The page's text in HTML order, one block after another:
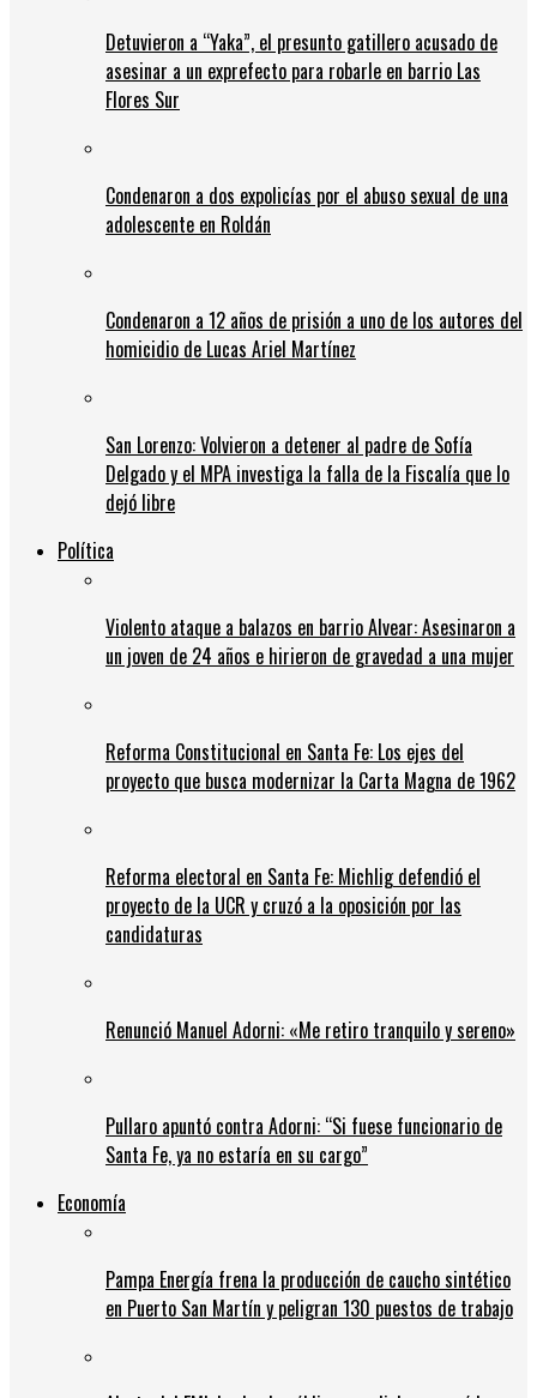
Detuvieron a “Yaka”, el presunto gatillero acusado de
asesinar a un exprefecto para robarle en barrio Las
Flores Sur
Condenaron a dos expolicías por el abuso sexual de una
adolescente en Roldán
Condenaron a 12 años de prisión a uno de los autores del
homicidio de Lucas Ariel Martínez
San Lorenzo: Volvieron a detener al padre de Sofía
Delgado y el MPA investiga la falla de la Fiscalía que lo
dejó libre
Política
Violento ataque a balazos en barrio Alvear: Asesinaron a
un joven de 24 años e hirieron de gravedad a una mujer
Reforma Constitucional en Santa Fe: Los ejes del
proyecto que busca modernizar la Carta Magna de 1962
Reforma electoral en Santa Fe: Michlig defendió el
proyecto de la UCR y cruzó a la oposición por las
candidaturas
Renunció Manuel Adorni: «Me retiro tranquilo y sereno»
Pullaro apuntó contra Adorni: “Si fuese funcionario de
Santa Fe, ya no estaría en su cargo”
Economía
Pampa Energía frena la producción de caucho sintético
en Puerto San Martín y peligran 130 puestos de trabajo